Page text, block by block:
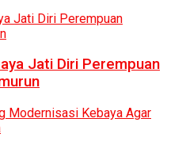
Jati Diri Perempuan